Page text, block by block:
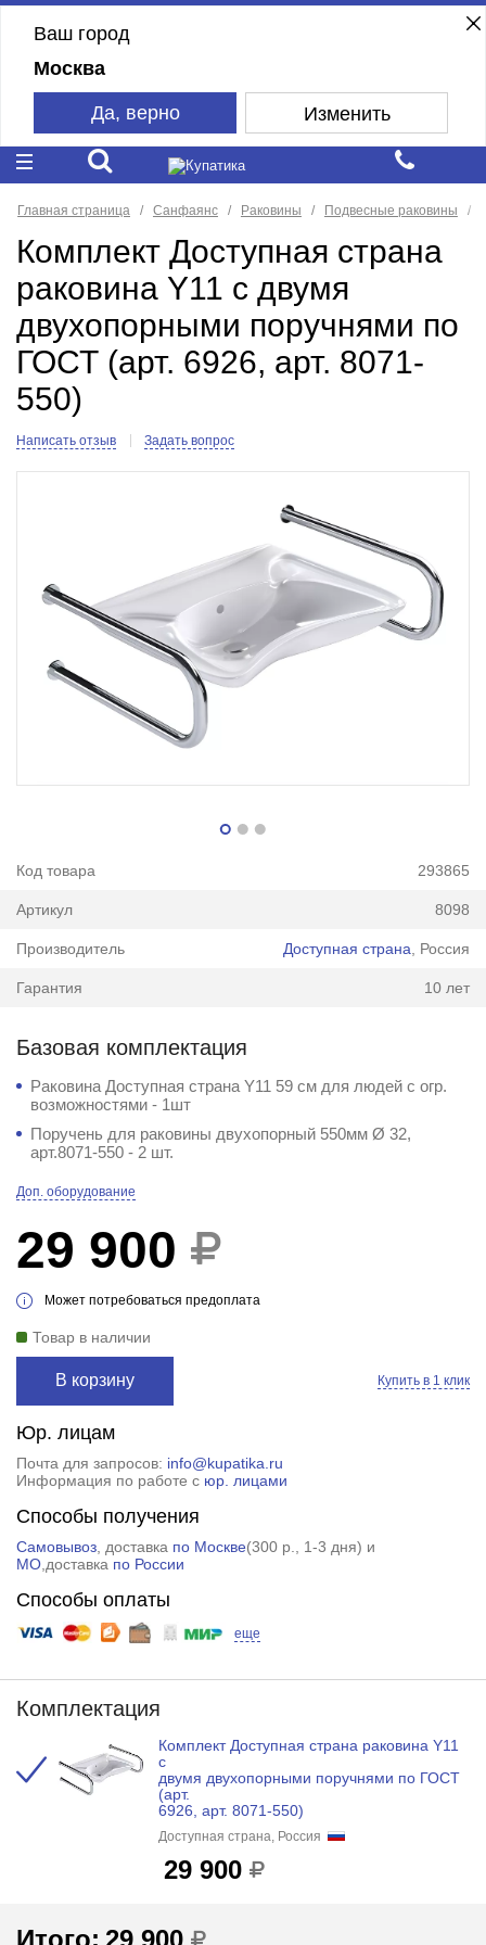
Ваш город
Москва
Да, верно Изменить
Главная страница Санфаянс Раковины Подвесные раковины
Комплект Доступная страна
раковина Y11 с двумя
двухопорными поручнями по
ГОСТ (арт. 6926, арт. 8071-
550)
Написать отзыв Задать вопрос
Код товара 293865
Артикул 8098
Производитель Доступная страна , Россия
Гарантия 10 лет
Базовая комплектация
Раковина Доступная страна Y11 59 см для людей с огр.
возможностями - 1шт
Поручень для раковины двухопорный 550мм Ø 32,
арт.8071-550 - 2 шт.
Доп. оборудование
29 900
Может потребоваться предоплата
Товар в наличии
В корзину Купить в 1 клик
Юр. лицам
Почта для запросов: info@kupatika.ru
Информация по работе с юр. лицами
Способы получения
Самовывоз, доставка по Москве(300 р.
, 1-3 дня) и
МО,доставка по России
Способы оплаты
еще
Комплектация
Комплект Доступная страна раковина Y11
с
двумя двухопорными поручнями по ГОСТ
(арт.
6926, арт. 8071-550)
Доступная страна, Россия
29 900